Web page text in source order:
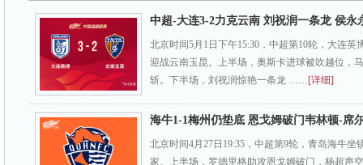
中超-大连3-2力克云南 刘祝润一条龙 侯永
北京时间5月1日下午15:30，中超第10轮，大连英
迎战云南玉昆。上半场，奥斯卡进球被吹越位，
斩。下半场，刘祝润惊艳一条龙 ……[详细]
海牛1-1梅州仍垫底 恩戈姆破门韦林顿-席
北京时间4月27日19:35，中超第9轮，青岛海牛坐
家。上半场，罗德里格助攻恩戈姆破门，杨超声